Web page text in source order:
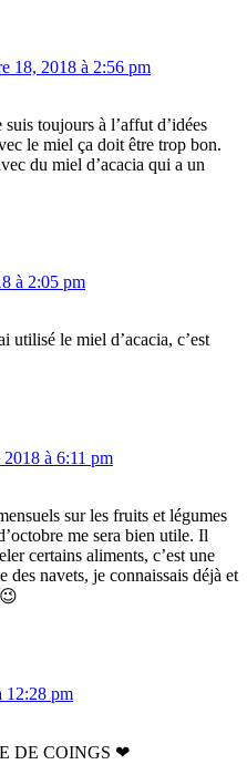
18, 2018 à 2:56 pm
toujours à l’affut d’idées
le miel ça doit être trop bon.
du miel d’acacia qui a un
à 2:05 pm
utilisé le miel d’acacia, c’est
à 6:11 pm
sur les fruits et légumes
me sera bien utile. Il
certains aliments, c’est une
des navets, je connaissais déjà et
12:28 pm
DE COINGS ❤